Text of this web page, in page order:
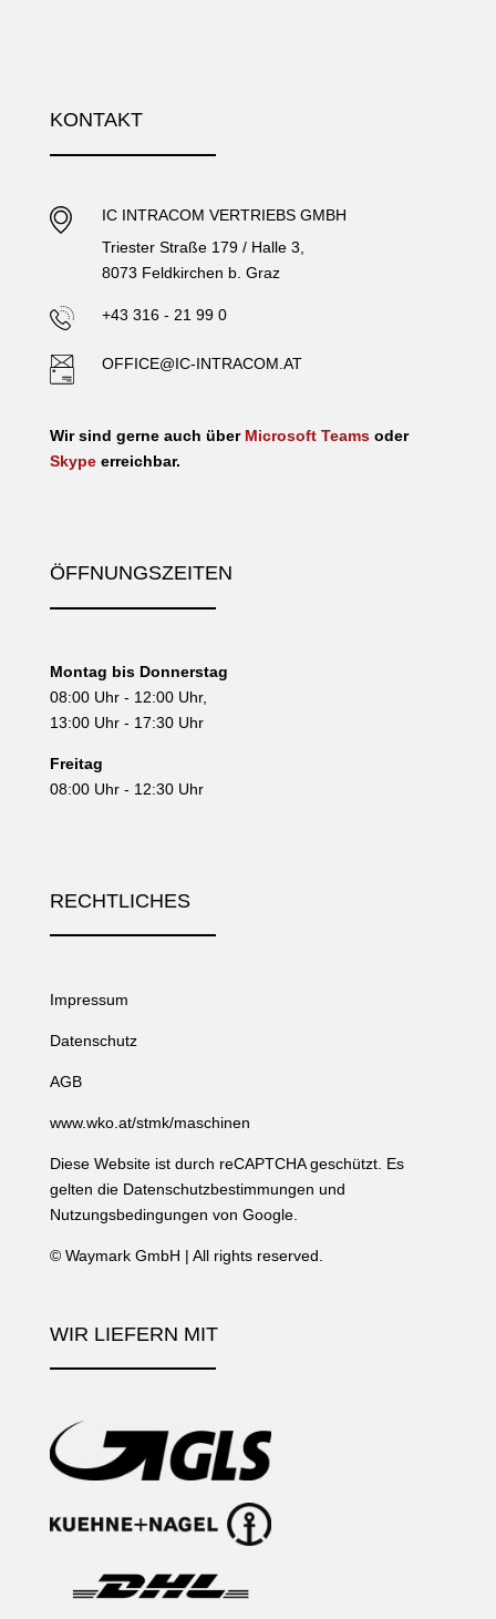
WIR LIEFERN MIT
KONTAKT
IC INTRACOM VERTRIEBS GMBH
Triester Straße 179 / Halle 3,
8073 Feldkirchen b. Graz
+43 316 - 21 99 0
OFFICE@IC-INTRACOM.AT
Wir sind gerne auch über Microsoft Teamsoder
Skypeerreichbar.
ÖFFNUNGSZEITEN
Montag bis Donnerstag
08:00 Uhr - 12:00 Uhr,
13:00 Uhr - 17:30 Uhr
Freitag
08:00 Uhr - 12:30 Uhr
RECHTLICHES
Impressum
Datenschutz
AGB
www.wko.at/stmk/maschinen
Diese Website ist durch reCAPTCHA geschützt. Es
gelten die Datenschutzbestimmungen und
Nutzungsbedingungen von Google.
© Waymark GmbH | All rights reserved.